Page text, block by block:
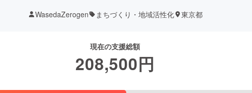
WasedaZerogen まちづくり・地域活性化 東京都
現在の支援総額
208,500円